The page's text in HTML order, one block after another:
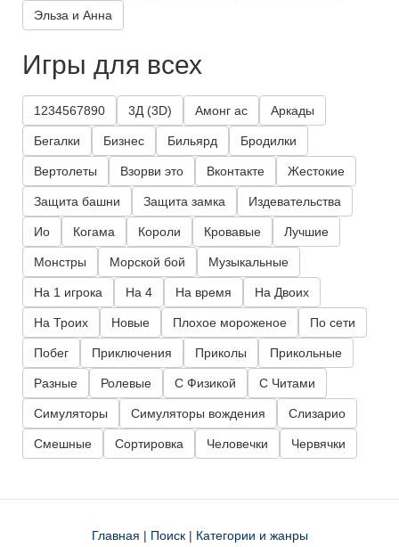
Эльза и Анна
Игры для всех
1234567890 3Д (3D) Амонг ас Аркады
Бегалки Бизнес Бильярд Бродилки
Вертолеты Взорви это Вконтакте Жестокие
Защита башни Защита замка Издевательства
Ио Когама Короли Кровавые Лучшие
Монстры Морской бой Музыкальные
На 1 игрока На 4 На время На Двоих
На Троих Новые Плохое мороженое По сети
Побег Приключения Приколы Прикольные
Разные Ролевые С Физикой С Читами
Симуляторы Симуляторы вождения Слизарио
Смешные Сортировка Человечки Червячки
Главная | Поиск| Категории и жанры